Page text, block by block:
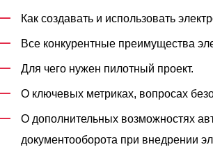
Как создавать и использовать
Все конкурентные преимущества
Для чего нужен пилотный проект.
О ключевых метриках, вопросах
О дополнительных возможностях
документооборота при внедрении